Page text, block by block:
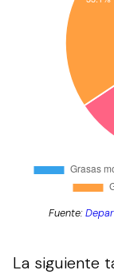
Fuente:
La siguiente